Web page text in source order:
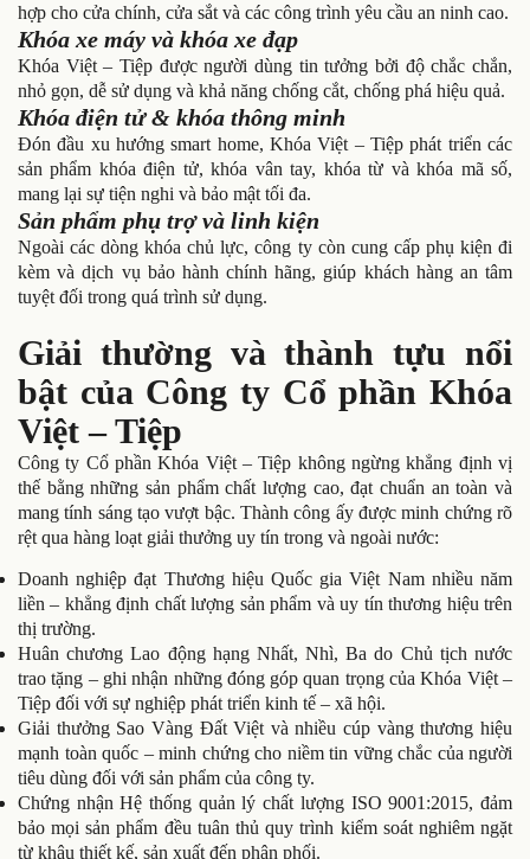
hợp cho cửa chính, cửa sắt và các công trình yêu cầu an ninh cao.
Khóa xe máy và khóa xe đạp
Khóa Việt – Tiệp được người dùng tin tưởng bởi độ chắc chắn,
nhỏ gọn, dễ sử dụng và khả năng chống cắt, chống phá hiệu quả.
Khóa điện tử & khóa thông minh
Đón đầu xu hướng smart home, Khóa Việt – Tiệp phát triển các
sản phẩm khóa điện tử, khóa vân tay, khóa từ và khóa mã số,
mang lại sự tiện nghi và bảo mật tối đa.
Sản phẩm phụ trợ và linh kiện
Ngoài các dòng khóa chủ lực, công ty còn cung cấp phụ kiện đi
kèm và dịch vụ bảo hành chính hãng, giúp khách hàng an tâm
tuyệt đối trong quá trình sử dụng.
Giải thường và thành tựu nổi
bật của Công ty Cổ phần Khóa
Việt – Tiệp
Công ty Cổ phần Khóa Việt – Tiệp không ngừng khẳng định vị
thế bằng những sản phẩm chất lượng cao, đạt chuẩn an toàn và
mang tính sáng tạo vượt bậc. Thành công ấy được minh chứng rõ
rệt qua hàng loạt giải thưởng uy tín trong và ngoài nước:
Doanh nghiệp đạt Thương hiệu Quốc gia Việt Nam nhiều năm
liền – khẳng định chất lượng sản phẩm và uy tín thương hiệu trên
thị trường.
Huân chương Lao động hạng Nhất, Nhì, Ba do Chủ tịch nước
trao tặng – ghi nhận những đóng góp quan trọng của Khóa Việt –
Tiệp đối với sự nghiệp phát triển kinh tế – xã hội.
Giải thưởng Sao Vàng Đất Việt và nhiều cúp vàng thương hiệu
mạnh toàn quốc – minh chứng cho niềm tin vững chắc của người
tiêu dùng đối với sản phẩm của công ty.
Chứng nhận Hệ thống quản lý chất lượng ISO 9001:2015, đảm
bảo mọi sản phẩm đều tuân thủ quy trình kiểm soát nghiêm ngặt
từ khâu thiết kế, sản xuất đến phân phối.